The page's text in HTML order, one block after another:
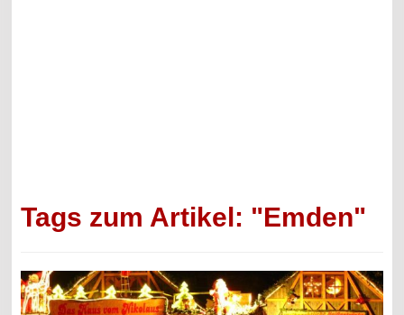
Tags zum Artikel: "Emden"